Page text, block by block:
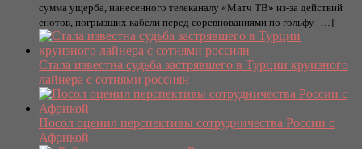
сумма ущерба, нанесенного телеканалу «Матч ТВ» из-за действий
енотов, погрызших кабели перед соревнованиями по гольфу […]
Стала известна судьба застрявшего в Турции круизного
лайнера с сотнями россиян
Посол оценил перспективы сотрудничества России с
Африкой